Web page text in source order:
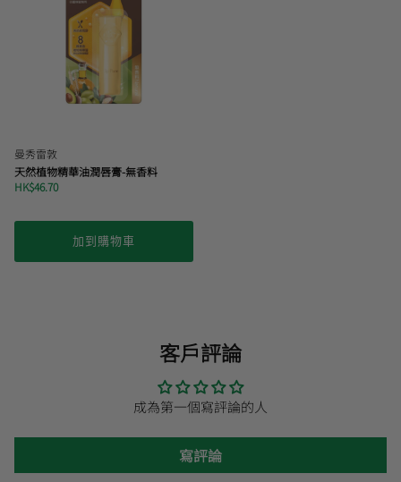
曼秀雷敦
天然植物精華油潤唇膏-無香料
HK$46.70
加到購物車
客戶評論
成為第一個寫評論的人
寫評論